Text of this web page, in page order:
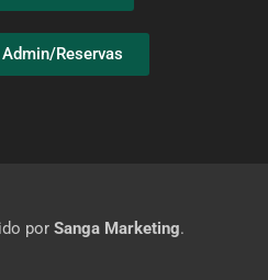
Reservas
por Sanga Marketing.